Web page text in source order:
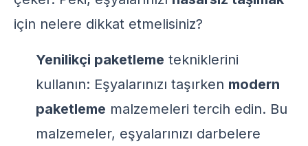
için nelere dikkat etmelisiniz?
Yenilikçi paketleme tekniklerini
kullanın: Eşyalarınızı taşırken modern
paketleme malzemeleri tercih edin. Bu
malzemeler, eşyalarınızı darbelere